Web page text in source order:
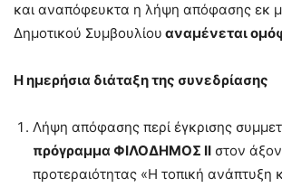
και αναπόφευκτα η λήψη απόφασης εκ
Δημοτικού Συμβουλίου αναμένεται
Η ημερήσια διάταξη της συνεδρίασης
Λήψη απόφασης περί έγκρισης
πρόγραμμα ΦΙΛΟΔΗΜΟΣ ΙΙ στον
προτεραιότητας «Η τοπική ανάπτυξη